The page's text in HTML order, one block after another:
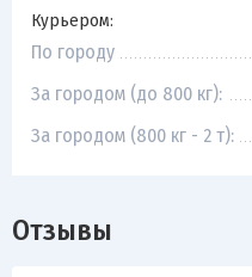
Курьером:
По городу
За городом (до 800 кг):
За городом (800 кг - 2 т):
Отзывы